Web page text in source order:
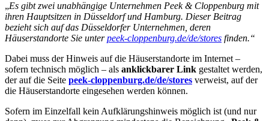
„Es gibt zwei unabhängige Unternehmen Peek & Cloppenburg mit
ihren Hauptsitzen in Düsseldorf und Hamburg. Dieser Beitrag
bezieht sich auf das Düsseldorfer Unternehmen, deren
Häuserstandorte Sie unterpeek-cloppenburg.de/de/stores finden.“
Dabei muss der Hinweis auf die Häuserstandorte im Internet –
sofern technisch möglich – als anklickbarer Link gestaltet werden,
der auf die Seite peek-cloppenburg.de/de/stores verweist, auf der
die Häuserstandorte eingesehen werden können.
Sofern im Einzelfall kein Aufklärungshinweis möglich ist (und nur